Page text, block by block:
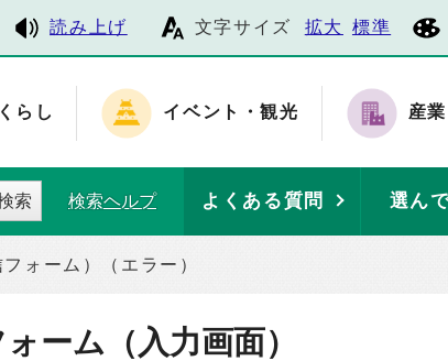
読み上げ 文字サイズ 拡大 標準
くらし イベント・観光 産
索 検索ヘルプ よくある質問 選ん
ォーム）（エラー）
ーム（入力画面）